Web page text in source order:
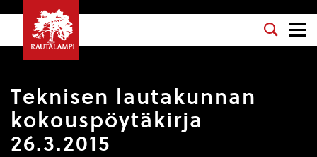
Teknisen lautakunnan
kokouspöytäkirja
26.3.2015